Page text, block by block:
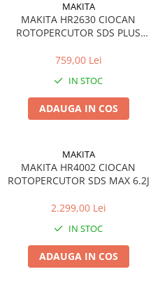
Încărcătoare
Polizoare de Banc
Polizoare Drepte
Suflante cu Aer Cald
MAKITA
MAKITA HR2630 CIOCAN
ROTOPERCUTOR SDS PLUS
759,00 Lei
IN STOC
ADAUGA IN COS
MAKITA
MAKITA HR4002 CIOCAN
ROTOPERCUTOR SDS MAX 6.2J
2.299,00 Lei
IN STOC
ADAUGA IN COS